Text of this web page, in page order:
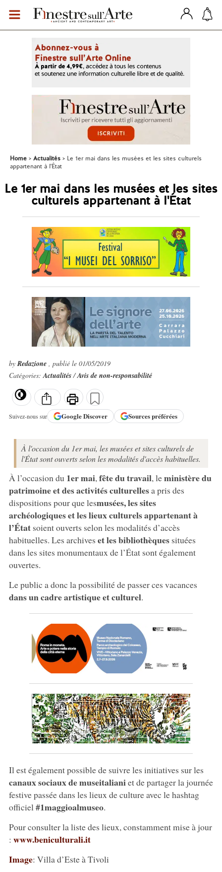
Home Actualités
Le 1er mai dans les musées et les sites culturels
appartenant à l'État
Le 1er mai dans les musées et les sites
culturels appartenant à l'État
byRedazione , publié le 01/05/2019
Catégories:Actualités/Avis de non-responsabilité
Suivez-nous sur GoogleDiscover Sources préférées
À l'occasion du 1er mai, les musées et sites culturels de
l'État sont ouverts selon les modalités d'accès habituelles.
À l’occasion du1er mai, fête du travail, leministère du
patrimoine et des activités culturellesa pris des
dispositions pour que lesmusées, les sites
archéologiques et les lieux culturels appartenant à
l’Étatsoient ouverts selon les modalités d’accès
habituelles. Les archives et les bibliothèquessituées
dans les sites monumentaux de l’État sont également
ouvertes.
Le public a donc la possibilité de passer ces vacances
dans un cadre artistique et culturel.
Il est également possible de suivre les initiatives sur les
canaux sociaux demuseitalianiet de partager la journée
festive passée dans les lieux de culture avec le hashtag
officiel #1maggioalmuseo.
Pour consulter la liste des lieux, constamment mise à jour
: www.beniculturali.it
Image: Villa d’Este à Tivoli